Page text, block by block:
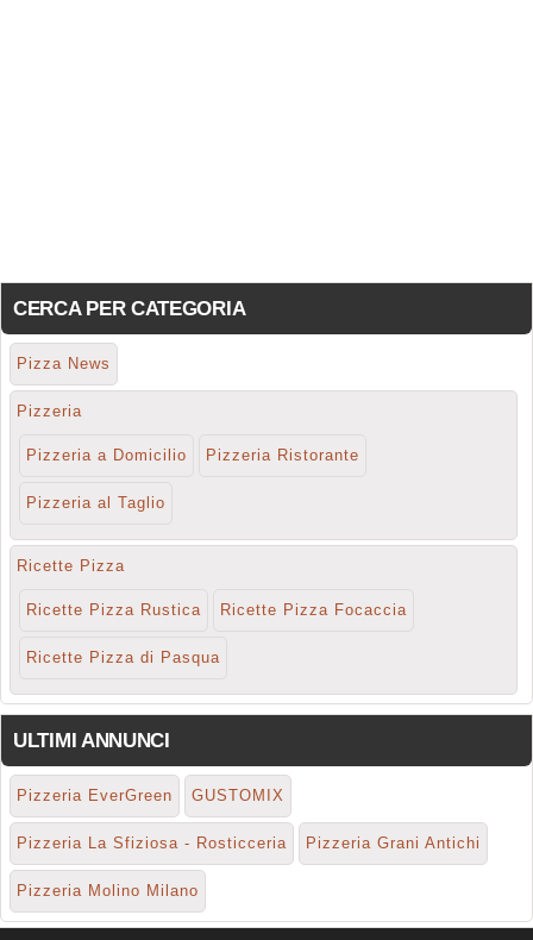
CERCA PER CATEGORIA
Pizza News
Pizzeria
Pizzeria a Domicilio Pizzeria Ristorante
Pizzeria al Taglio
Ricette Pizza
Ricette Pizza Rustica Ricette Pizza Focaccia
Ricette Pizza di Pasqua
ULTIMI ANNUNCI
Pizzeria EverGreen GUSTOMIX
Pizzeria La Sfiziosa - Rosticceria Pizzeria Grani Antichi
Pizzeria Molino Milano